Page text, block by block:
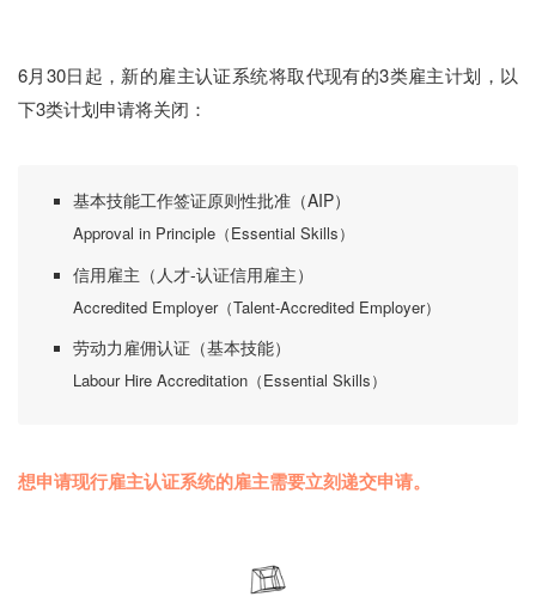
6月30日起，新的雇主认证系统将取代现有的3类雇主计划，以
下3类计划申请将关闭：
基本技能工作签证原则性批准（AIP）
Approval in Principle（Essential Skills）
信用雇主（人才-认证信用雇主）
Accredited Employer（Talent-Accredited Employer）
劳动力雇佣认证（基本技能）
Labour Hire Accreditation（Essential Skills）
想申请现行雇主认证系统的雇主需要立刻递交申请。